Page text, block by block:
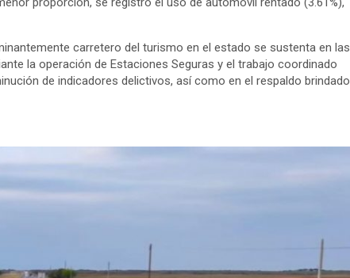
carretero del turismo en el estado se sustenta en las
la operación de Estaciones Seguras y el trabajo coordinado
de indicadores delictivos, así como en el respaldo brindado